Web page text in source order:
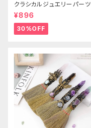
クラシカルジュエリーパーツ
¥896
30%OFF